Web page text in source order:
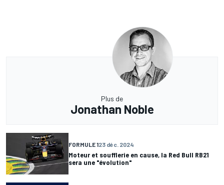
Plus de
Jonathan Noble
FORMULE 123 déc. 2024
Moteur et soufflerie en cause, la Red Bull RB21
sera une "évolution"